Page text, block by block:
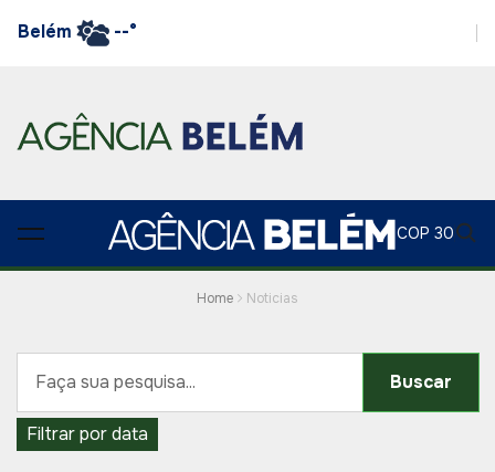
Belém --°
COP 30
Home Noticias
Buscar
Filtrar por data